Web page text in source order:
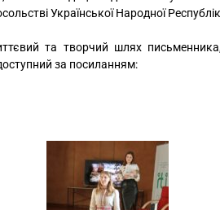
Української Народної
та творчий шлях
за посиланням: